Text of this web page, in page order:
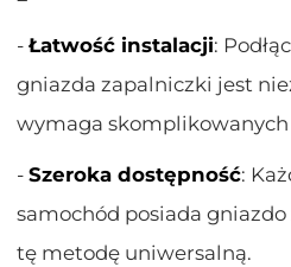
-Łatwość instalacji:
gniazda zapalniczki jest
wymaga skomplikowanych
-Szeroka dostępność:
samochód posiada
tę metodę uniwersalną.